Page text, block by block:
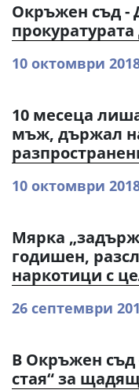
Окръжен съд -
10 октомври
10 месеца
мъж, държал
10 октомври
Мярка
годишен,
наркотици с
26 септември
В Окръжен съд
стая“ за